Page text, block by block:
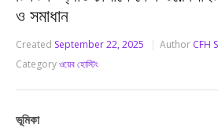
ও সমাধান
Created September 22, 2025 Author CFH
Categoryওয়েব হোস্টিং
ভূমিকা